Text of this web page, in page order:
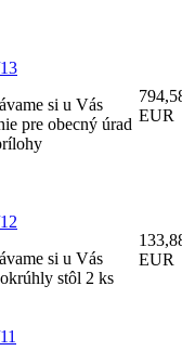
si u Vás
pre obecný úrad EUR
si u Vás
stôl 2 ks
EUR